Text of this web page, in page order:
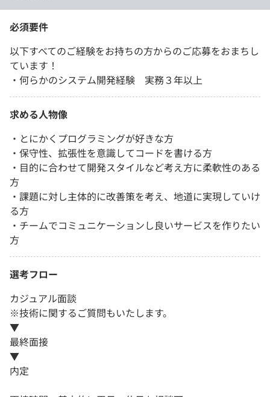
必須要件
以下すべてのご経験をお持ちの方からのご応募をおまちし
ています！
・何らかのシステム開発経験 実務３年以上
求める人物像
・とにかくプログラミングが好きな方
・保守性、拡張性を意識してコードを書ける方
・目的に合わせて開発スタイルなど考え方に柔軟性のある
方
・課題に対し主体的に改善策を考え、地道に実現していけ
る方
・チームでコミュニケーションし良いサービスを作りたい
方
選考フロー
カジュアル面談
※技術に関するご質問もいたします。
▼
最終面接
▼
内定